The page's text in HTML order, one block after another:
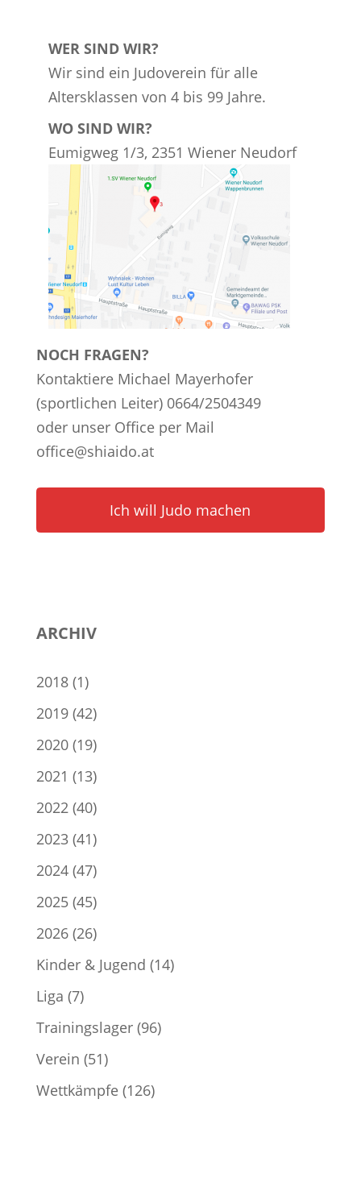
WER SIND WIR?
Wir sind ein Judoverein für alle
Altersklassen von 4 bis 99 Jahre.
WO SIND WIR?
Eumigweg 1/3, 2351 Wiener Neudorf
NOCH FRAGEN?
Kontaktiere Michael Mayerhofer
(sportlichen Leiter) 0664/2504349
oder unser Office per Mail
office@shiaido.at
Ich will Judo machen
ARCHIV
2018(1)
2019(42)
2020(19)
2021 (13)
2022 (40)
2023(41)
2024(47)
2025(45)
2026(26)
Kinder & Jugend (14)
Liga (7)
Trainingslager(96)
Verein (51)
Wettkämpfe(126)